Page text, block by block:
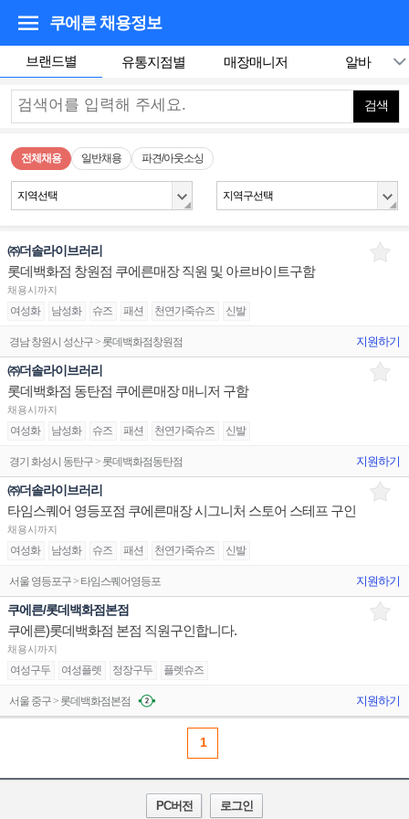
쿠에른채용정보
브랜드별 유통지점별 매장매니저 알바
검색
전체채용 일반채용 파견/아웃소싱
지역선택 지역구선택
㈜더솔라이브러리
롯데백화점 창원점 쿠에른매장 직원 및 아르바이트구함
채용시까지
여성화 남성화 슈즈 패션 천연가죽슈즈 신발
경남 창원시 성산구 > 롯데백화점창원점 지원하기
㈜더솔라이브러리
롯데백화점 동탄점 쿠에른매장 매니저 구함
채용시까지
여성화 남성화 슈즈 패션 천연가죽슈즈 신발
경기 화성시 동탄구 > 롯데백화점동탄점 지원하기
㈜더솔라이브러리
타임스퀘어 영등포점 쿠에른매장 시그니처 스토어 스테프 구인
채용시까지
여성화 남성화 슈즈 패션 천연가죽슈즈 신발
서울 영등포구 > 타임스퀘어영등포 지원하기
쿠에른/롯데백화점본점
쿠에른)롯데백화점 본점 직원구인합니다.
채용시까지
여성구두 여성플렛 정장구두 플렛슈즈
서울 중구 > 롯데백화점본점 지원하기
1
PC버전 로그인